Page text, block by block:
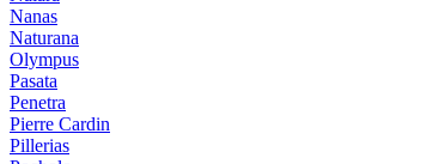
Nanas
Naturana
Olympus
Pasata
Penetra
Pierre Cardin
Pillerias